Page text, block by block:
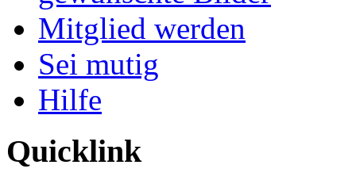
Mitglied werden
Sei mutig
Hilfe
Quicklink